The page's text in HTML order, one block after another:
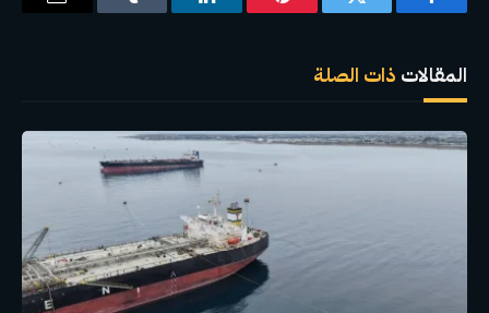
فيسبوك تويتر بينتيريستلينكدإن Tumblr
البريد
المقالات ذات الصلة